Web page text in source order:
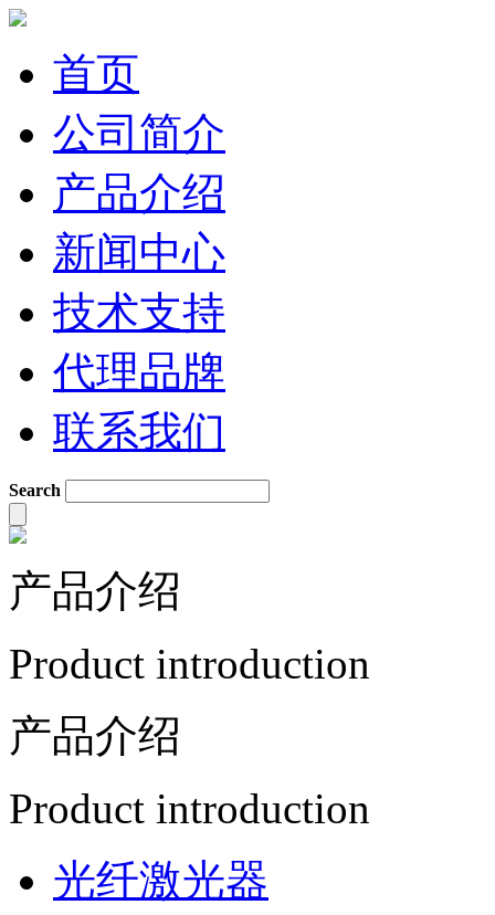
首页
公司简介
产品介绍
新闻中心
技术支持
代理品牌
联系我们
Search
产品介绍
Product introduction
产品介绍
Product introduction
光纤激光器